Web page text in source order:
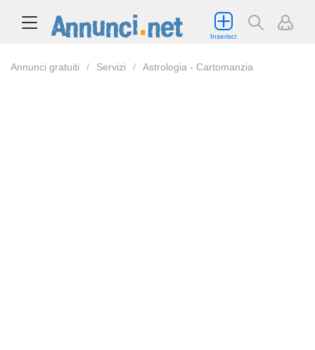
Inserisci
Annunci gratuiti Servizi Astrologia - Cartomanzia